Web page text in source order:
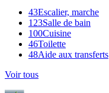
43Escalier, marche
123Salle de bain
100Cuisine
46Toilette
48Aide aux transferts
Voir tous